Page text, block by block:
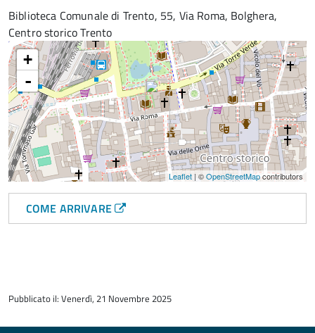
Biblioteca Comunale di Trento, 55, Via Roma, Bolghera,
Centro storico Trento
+
-
Leaflet | ©OpenStreetMapcontributors
COME ARRIVARE
del
Pubblicato il: Venerdì, 21 Novembre 2025